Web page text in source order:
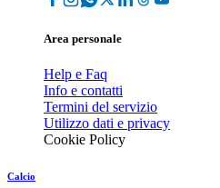
Area personale
Help e Faq
Info e contatti
Termini del servizio
Utilizzo dati e privacy
Cookie Policy
Calcio